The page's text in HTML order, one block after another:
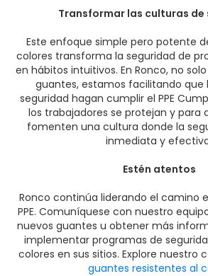
Transformar las culturas de
Este enfoque simple pero potente
colores transforma la seguridad de
en hábitos intuitivos. En Ronco, no
guantes, estamos facilitando que
seguridad hagan cumplir el PPE
los trabajadores se protejan y para
fomenten una cultura donde la
inmediata y
Estén atentos
Ronco continúa liderando el camino
PPE. Comuníquese con nuestro
nuevos guantes u obtener más
implementar programas de
colores en sus sitios. Explore nuestro
guantes resistentes al